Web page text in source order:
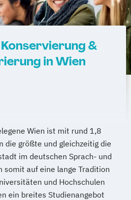
&
in Wien
Wien ist mit rund 1,8
die größte und gleichzeitig die
im deutschen Sprach- und
somit auf eine lange Tradition
und Hochschulen
ein breites Studienangebot